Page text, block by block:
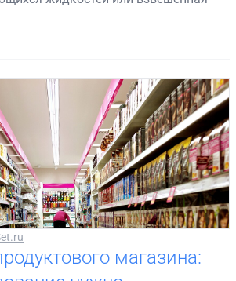
магазина: